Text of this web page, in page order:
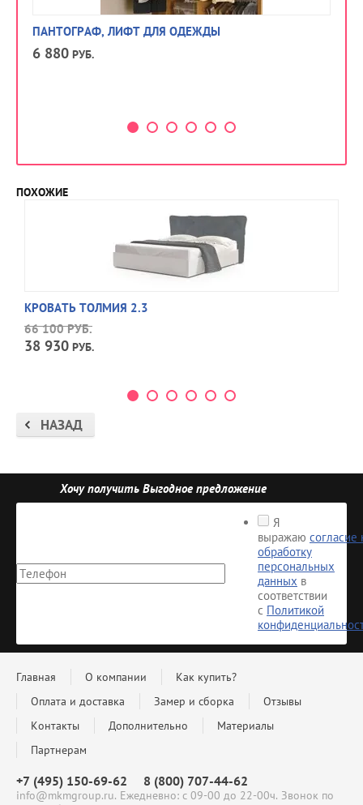
ПАНТОГРАФ, ЛИФТ ДЛЯ ОДЕЖДЫ
6 880 РУБ.
ПОХОЖИЕ
КРОВАТЬ ТОЛМИЯ 2.3
66 100РУБ.
38 930 РУБ.
НАЗАД
Хочу получить Выгодное предложение
Я
выражаю согласие
обработку
персональных
данных в
соответствии
с Политикой
Главная О компании
Как купить?
Оплата и доставка
Замер и сборка
Отзывы
Контакты
Дополнительно
Материалы
Партнерам
+7 (495) 150-69-62 8 (800) 707-44-62
info@mkmgroup.ru. Ежедневно: с 09-00 до 22-00ч. Звонок по